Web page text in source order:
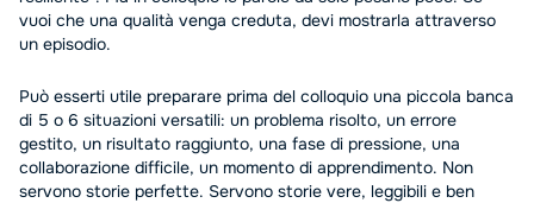
vuoi che una qualità venga creduta, devi mostrarla attraverso
un episodio.
Può esserti utile preparare prima del colloquio una piccola banca
di 5 o 6 situazioni versatili: un problema risolto, un errore
gestito, un risultato raggiunto, una fase di pressione, una
collaborazione difficile, un momento di apprendimento. Non
servono storie perfette. Servono storie vere, leggibili e ben